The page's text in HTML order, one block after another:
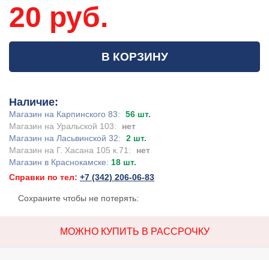
20 руб.
В КОРЗИНУ
Наличие:
Магазин на Карпинского 83:
56 шт.
Магазин на Уральской 103:
нет
Магазин на Ласьвинской 32:
2 шт.
Магазин на Г. Хасана 105 к.71:
нет
Магазин в Краснокамске: 18 шт.
Справки по тел: +7 (342) 206-06-83
Сохраните чтобы не потерять:
МОЖНО КУПИТЬ В РАССРОЧКУ